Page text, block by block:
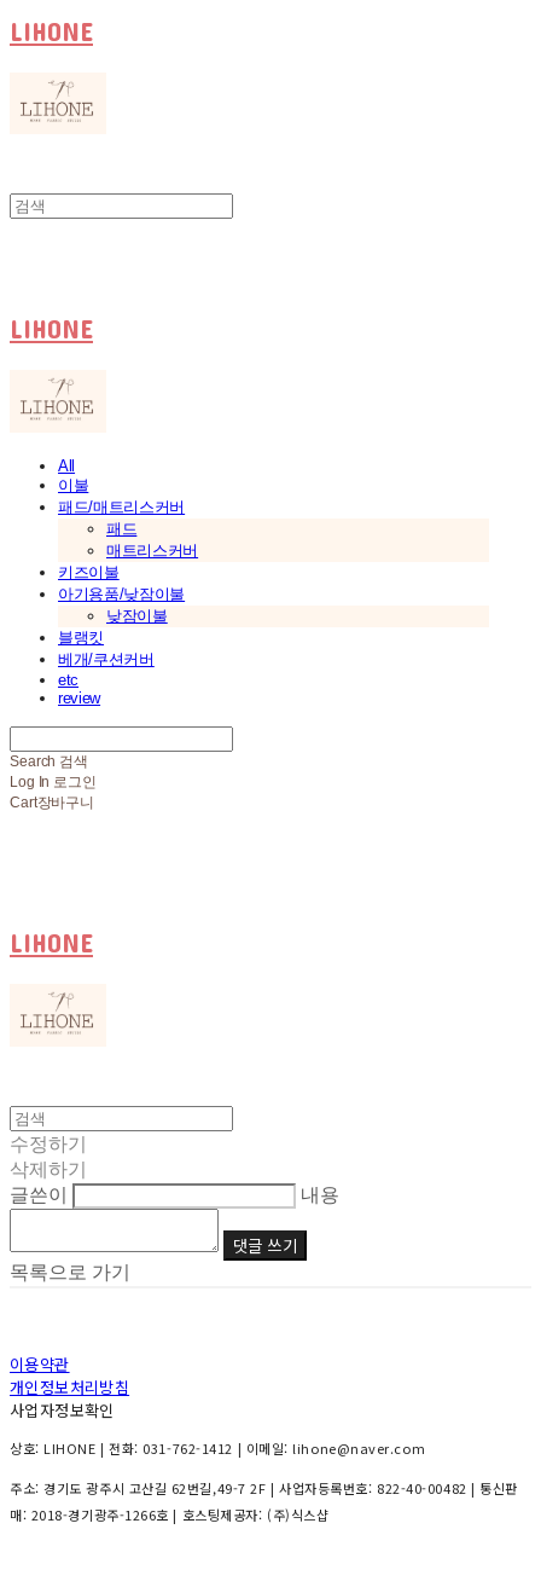
LIHONE
LIHONE
All
이불
패드/매트리스커버
패드
매트리스커버
키즈이불
아기용품/낮잠이불
낮잠이불
블랭킷
베개/쿠션커버
etc
review
Search 검색
Log In 로그인
Cart장바구니
LIHONE
수정하기
삭제하기
글쓴이
내용
댓글 쓰기
목록으로 가기
이용약관
개인정보처리방침
사업자정보확인
상호: LIHONE | 전화: 031-762-1412 | 이메일: lihone@naver.com
주소: 경기도 광주시 고산길 62번길,49-7 2F | 사업자등록번호: 822-40-00482 | 통신판
매: 2018-경기광주-1266호 | 호스팅제공자: (주)식스샵